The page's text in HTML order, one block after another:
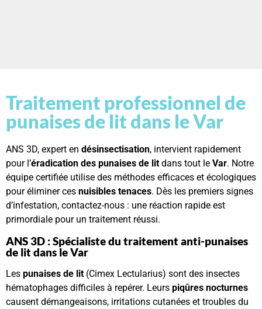
Traitement professionnel de
punaises de lit dans le Var
ANS 3D, expert en désinsectisation, intervient rapidement
pour l’éradication des punaises de lit dans tout le Var. Notre
équipe certifiée utilise des méthodes efficaces et écologiques
pour éliminer ces nuisibles tenaces. Dès les premiers signes
d’infestation, contactez-nous : une réaction rapide est
primordiale pour un traitement réussi.
ANS 3D : Spécialiste du traitement anti-punaises
de lit dans le Var
Les punaises de lit (Cimex Lectularius) sont des insectes
hématophages difficiles à repérer. Leurs piqûres nocturnes
causent démangeaisons, irritations cutanées et troubles du